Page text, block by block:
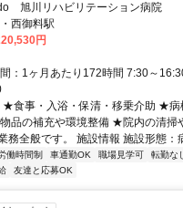
旭川リハビリテーション病院
西御料駅
円
：1ヶ月あたり172時間 7:30～
★食事・入浴・保清・移乗介助 ★病
品の補充や環境整備 ★院内の清掃
務全般です。 施設情報 施設形態：
働時間制 車通勤OK 職場見学可 転勤な
友達と応募OK